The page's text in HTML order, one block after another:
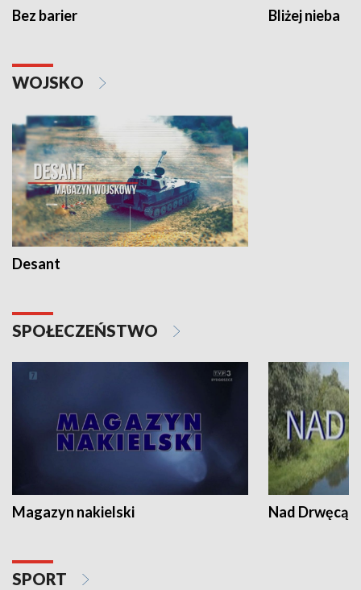
Bez barier Bliżej nieba
WOJSKO
Desant
SPOŁECZEŃSTWO
Magazyn nakielski Nad Drwęcą
SPORT